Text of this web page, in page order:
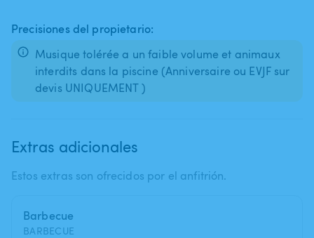
Precisiones del propietario:
Musique tolérée a un faible volume et animaux
interdits dans la piscine (Anniversaire ou EVJF sur
devis UNIQUEMENT )
Extras adicionales
Estos extras son ofrecidos por el anfitrión.
Barbecue
BARBECUE